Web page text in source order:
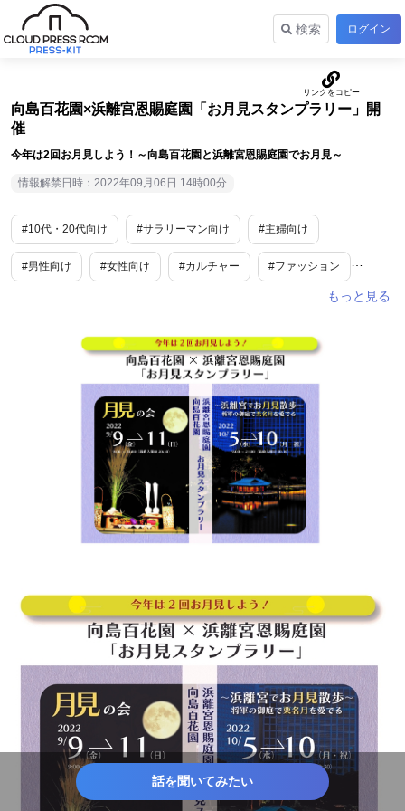
検索 ログイン
向島百花園×浜離宮恩賜庭園「お月見スタンプラリー」開
催
今年は2回お月見しよう！～向島百花園と浜離宮恩賜庭園でお月見～
情報解禁日時：2022年09月06日 14時00分
#10代・20代向け #サラリーマン向け #主婦向け
#男性向け #女性向け #カルチャー #ファッション
#コラボ
#東京
話を聞いてみたい